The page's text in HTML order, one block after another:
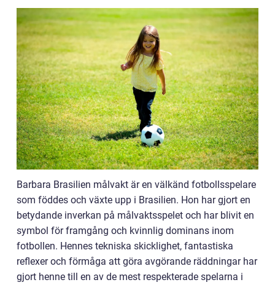
Barbara Brasilien målvakt är en välkänd fotbollsspelare
som föddes och växte upp i Brasilien. Hon har gjort en
betydande inverkan på målvaktsspelet och har blivit en
symbol för framgång och kvinnlig dominans inom
fotbollen. Hennes tekniska skicklighet, fantastiska
reflexer och förmåga att göra avgörande räddningar har
gjort henne till en av de mest respekterade spelarna i